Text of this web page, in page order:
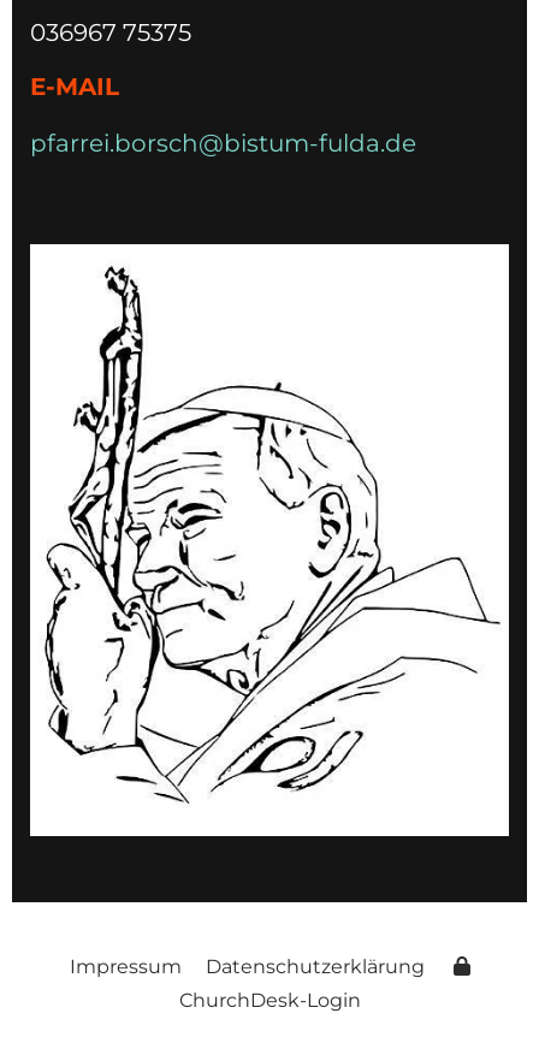
036967 75375
E-MAIL
pfarrei.borsch@bistum-fulda.de
Impressum
Datenschutzerklärung
ChurchDesk-Login